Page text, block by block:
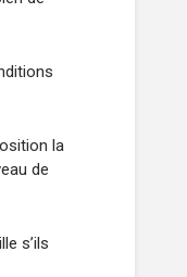
la
de
s’ils